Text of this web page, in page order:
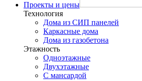
Проекты и цены
Технология
Дома из СИП панелей
Каркасные дома
Дома из газобетона
Этажность
Одноэтажные
Двухэтажные
С мансардой